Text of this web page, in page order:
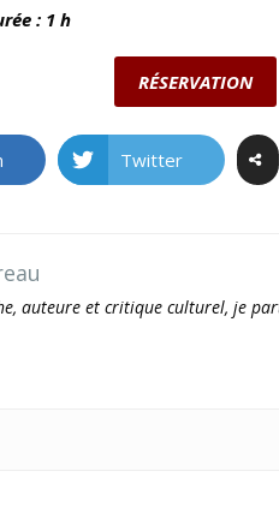
: 1 h
RÉSERVATION
Twitter
auteure et critique culturel, je